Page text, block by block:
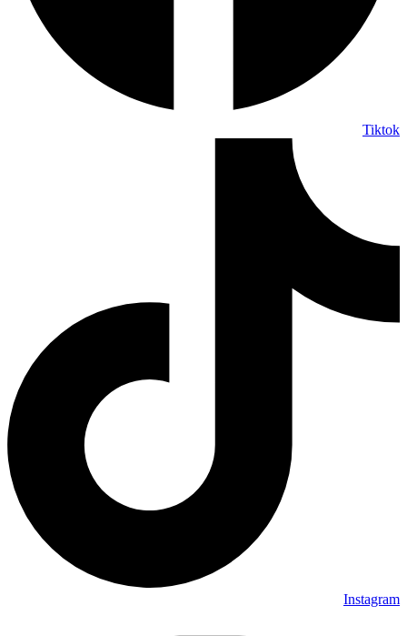
Tiktok
Instagram